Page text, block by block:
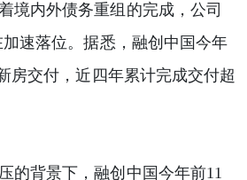
境内外债务重组的完成，公司
速落位。据悉，融创中国今年
房交付，近四年累计完成交付超
的背景下，融创中国今年前11